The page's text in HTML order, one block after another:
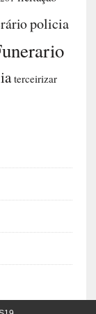
policia
terceirizar